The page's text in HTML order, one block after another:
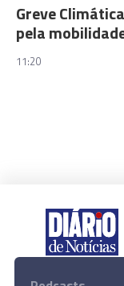
Greve
pela
11:20